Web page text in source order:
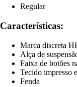
Regular
Características:
Marca discreta
Alça de
Faixa de botões
Tecido impresso
Fenda